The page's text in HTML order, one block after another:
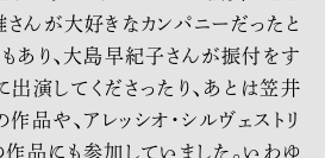
さんが大好きなカンパニーだったと
もあり、大島早紀子さんが振付をす
出演してくださったり、あとは笠井
品や、アレッシオ・シルヴェストリ
作品にも参加していました。いわゆ